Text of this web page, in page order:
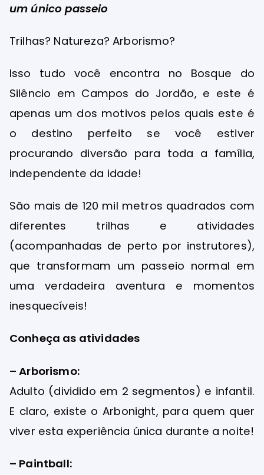
um único passeio
Trilhas? Natureza? Arborismo?
Isso tudo você encontra no Bosque do
Silêncio em Campos do Jordão, e este é
apenas um dos motivos pelos quais este é
o destino perfeito se você estiver
procurando diversão para toda a família,
independente da idade!
São mais de 120 mil metros quadrados com
diferentes trilhas e atividades
(acompanhadas de perto por instrutores),
que transformam um passeio normal em
uma verdadeira aventura e momentos
inesquecíveis!
Conheça as atividades
– Arborismo:
Adulto (dividido em 2 segmentos) e infantil.
E claro, existe o Arbonight, para quem quer
viver esta experiência única durante a noite!
– Paintball: